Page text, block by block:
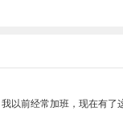
前经常加班，现在有了